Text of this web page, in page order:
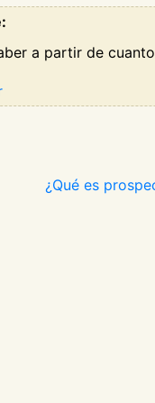
a partir de
¿Qué es